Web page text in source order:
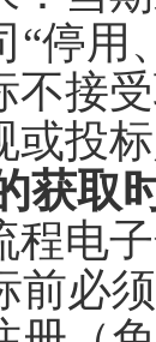
“停用
不接
或投
获取
程电子
前必